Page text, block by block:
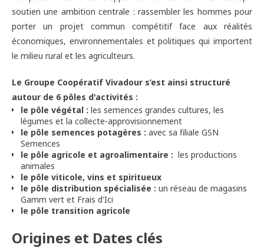
soutien une ambition centrale : rassembler les hommes pour
porter un projet commun compétitif face aux réalités
économiques, environnementales et politiques qui importent
le milieu rural et les agriculteurs.
Le Groupe Coopératif Vivadour s’est ainsi structuré
autour de 6 pôles d'activités :
le pôle végétal : les semences grandes cultures, les
légumes et la collecte-approvisionnement
le pôle semences potagères : avec sa filiale GSN
Semences
le pôle agricole et agroalimentaire : les productions
animales
le pôle viticole, vins et spiritueux
le pôle distribution spécialisée : un réseau de magasins
Gamm vert et Frais d'Ici
le pôle transition agricole
Origines et Dates clés